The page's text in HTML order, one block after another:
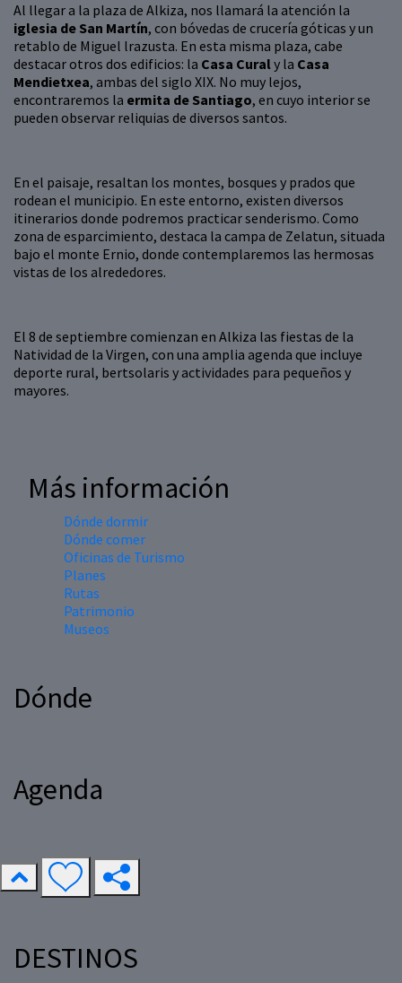
Al llegar a la plaza de Alkiza, nos llamará la atención la
iglesia de San Martín, con bóvedas de crucería góticas y un
retablo de Miguel lrazusta. En esta misma plaza, cabe
destacar otros dos edificios: la Casa Curaly la Casa
Mendietxea, ambas del siglo XIX. No muy lejos,
encontraremos la ermita de Santiago, en cuyo interior se
pueden observar reliquias de diversos santos.
En el paisaje, resaltan los montes, bosques y prados que
rodean el municipio. En este entorno, existen diversos
itinerarios donde podremos practicar senderismo. Como
zona de esparcimiento, destaca la campa de Zelatun, situada
bajo el monte Ernio, donde contemplaremos las hermosas
vistas de los alrededores.
El 8 de septiembre comienzan en Alkiza las fiestas de la
Natividad de la Virgen, con una amplia agenda que incluye
deporte rural, bertsolaris y actividades para pequeños y
mayores.
Más información
Dónde dormir
Dónde comer
Oficinas de Turismo
Planes
Rutas
Patrimonio
Museos
Dónde
Agenda
DESTINOS